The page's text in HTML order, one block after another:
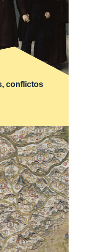
conflictos